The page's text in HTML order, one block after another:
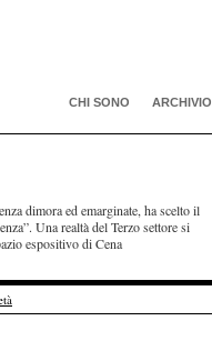
CHI SONO ARCHIVIO
dimora ed emarginate, ha scelto il
Una realtà del Terzo settore si
espositivo di Cena